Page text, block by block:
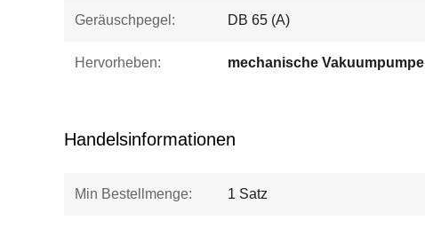
Geräuschpegel: DB 65 (A)
Hervorheben: mechanische Vakuumpumpe
Handelsinformationen
Min Bestellmenge: 1 Satz